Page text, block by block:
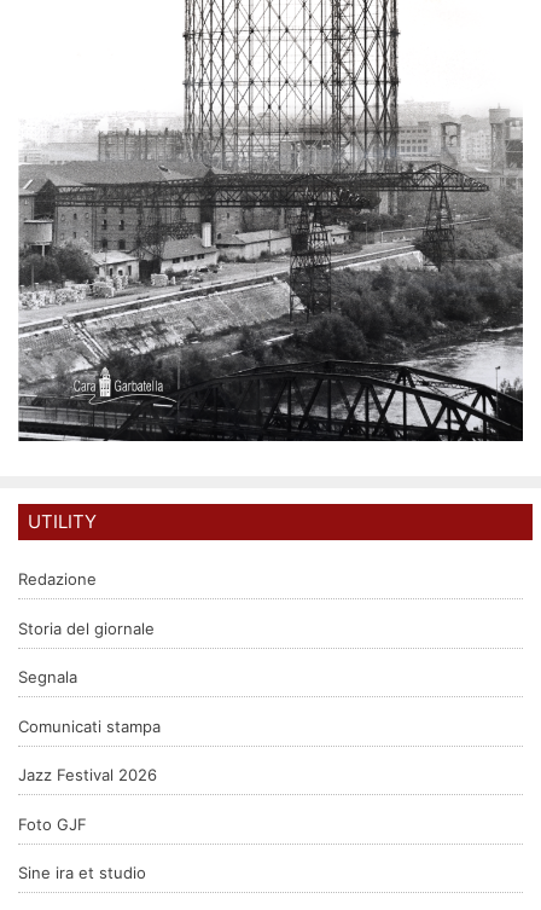
UTILITY
Redazione
Storia del giornale
Segnala
Comunicati stampa
Jazz Festival 2026
Foto GJF
Sine ira et studio